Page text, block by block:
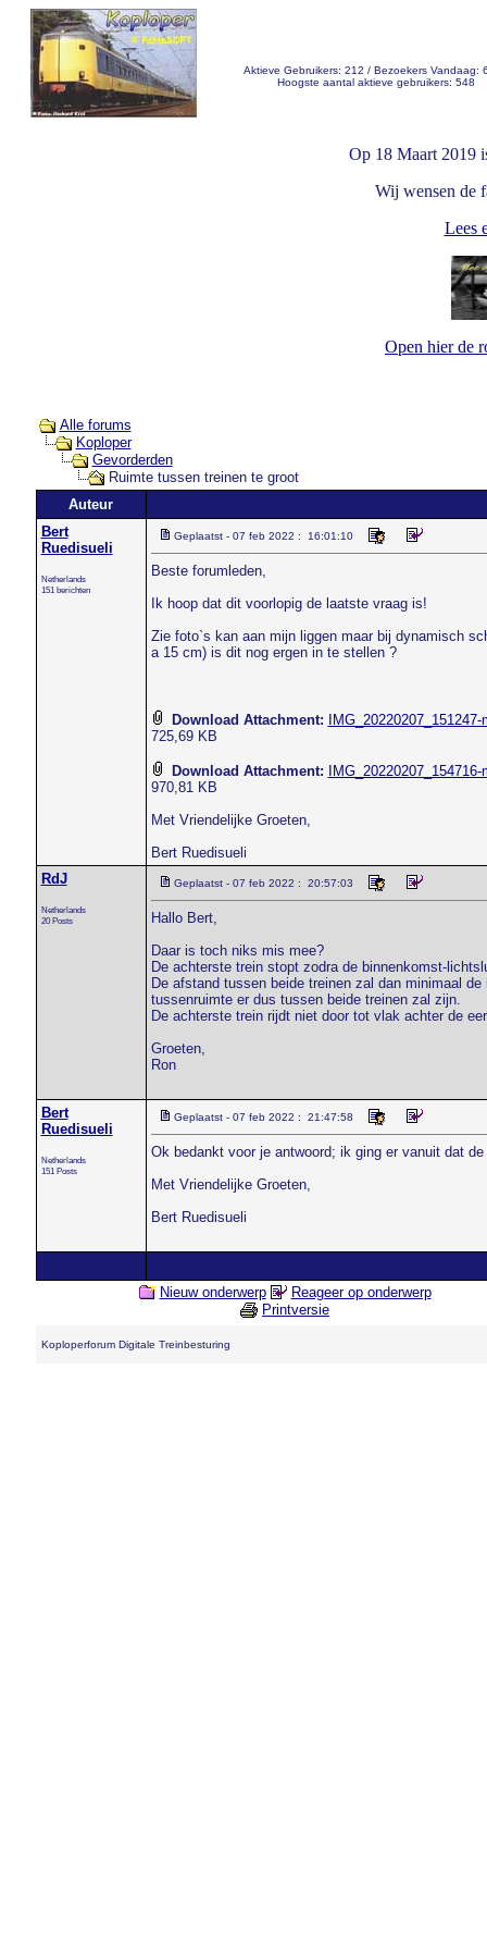
Aktieve Gebruikers: 212 / Bezoekers Vandaag:
Hoogste aantal aktieve gebruikers: 548
Op 18 Maart 2019
Wij wensen de
Lees
Open hier de
Alle forums
Koploper
Gevorderden
Ruimte tussen treinen te groot
Auteur
Bert
Ruedisueli
Netherlands
151 berichten
Geplaatst - 07 feb 2022 : 16:01:10
Beste forumleden,
Ik hoop dat dit voorlopig de laatste vraag is!
Zie foto`s kan aan mijn liggen maar bij dynamisch
a 15 cm) is dit nog ergen in te stellen ?
Download Attachment:
IMG_20220207_151247-
725,69 KB
Download Attachment:
IMG_20220207_154716-
970,81 KB
Met Vriendelijke Groeten,
Bert Ruedisueli
RdJ
Netherlands
20 Posts
Geplaatst - 07 feb 2022 : 20:57:03
Hallo Bert,
Daar is toch niks mis mee?
De achterste trein stopt zodra de binnenkomst-
De afstand tussen beide treinen zal dan minimaal
tussenruimte er dus tussen beide treinen zal zijn.
De achterste trein rijdt niet door tot vlak achter de
Groeten,
Ron
Bert
Ruedisueli
Netherlands
151 Posts
Geplaatst - 07 feb 2022 : 21:47:58
Ok bedankt voor je antwoord; ik ging er vanuit dat
Met Vriendelijke Groeten,
Bert Ruedisueli
Nieuw onderwerp
Reageer op onderwerp
Printversie
Koploperforum Digitale Treinbesturing